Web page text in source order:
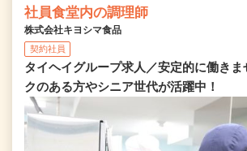
社員食堂内の調理師
株式会社キヨシマ食品
契約社員
タイヘイグループ求人／安定的に働き
クのある方やシニア世代が活躍中！